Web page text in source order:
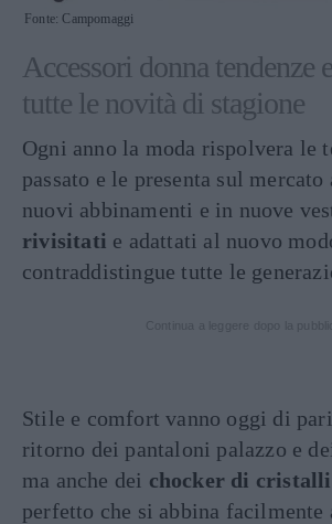
Fonte: Campomaggi
Accessori donna tendenze
tutte le novità di stagione
Ogni anno la moda rispolvera le
passato e le presenta sul mercato
nuovi abbinamenti e in nuove
rivisitati e adattati al nuovo
contraddistingue tutte le
Stile e comfort vanno oggi di
ritorno dei pantaloni palazzo e
ma anche dei chocker di cristalli
perfetto che si abbina facilmente